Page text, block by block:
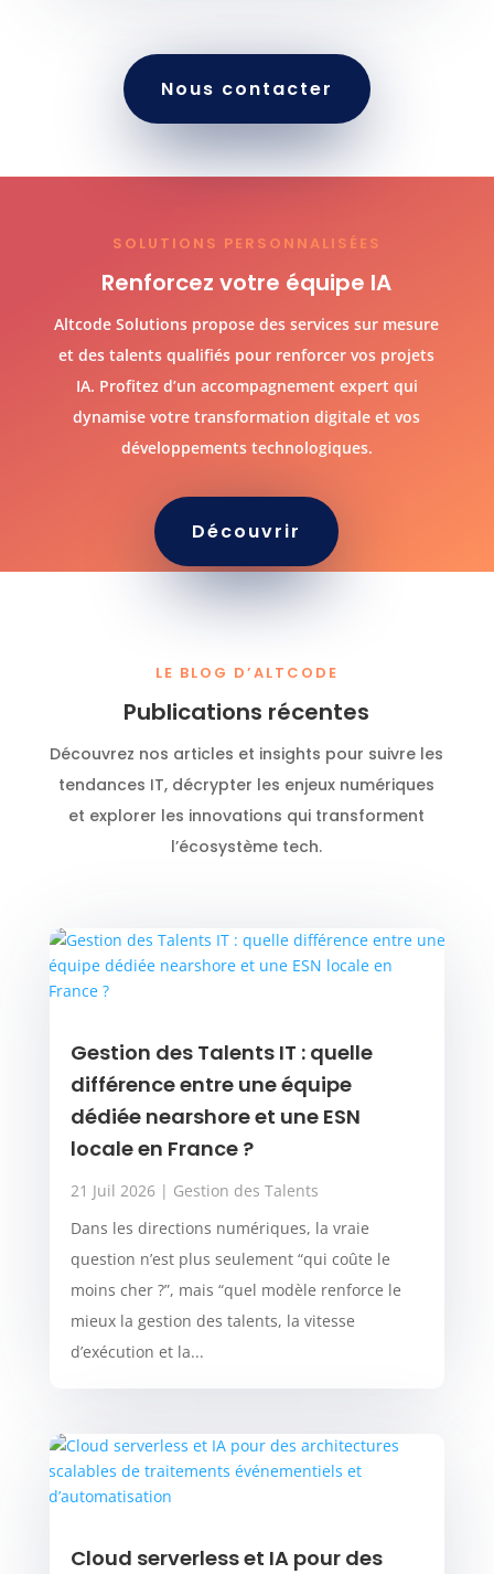
Nous contacter
SOLUTIONS PERSONNALISÉES
Renforcez votre équipe IA
Altcode Solutions propose des services sur mesure
et des talents qualifiés pour renforcer vos projets
IA. Profitez d’un accompagnement expert qui
dynamise votre transformation digitale et vos
développements technologiques.
Découvrir
LE BLOG D’ALTCODE
Publications récentes
Découvrez nos articles et insights pour suivre les
tendances IT, décrypter les enjeux numériques
et explorer les innovations qui transforment
l’écosystème tech.
Gestion des Talents IT : quelle
différence entre une équipe
dédiée nearshore et une ESN
locale en France ?
21 Juil 2026| Gestion des Talents
Dans les directions numériques, la vraie
question n’est plus seulement “qui coûte le
moins cher ?”, mais “quel modèle renforce le
mieux la gestion des talents, la vitesse
d’exécution et la...
Cloud serverless et IA pour des